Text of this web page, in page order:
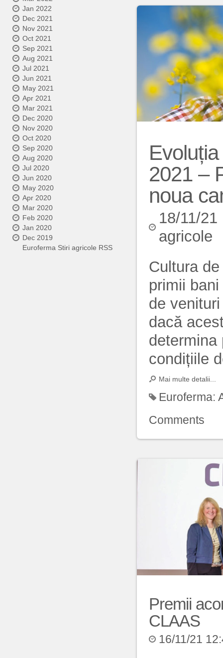
Jan 2022
Dec 2021
Nov 2021
Oct 2021
Sep 2021
Aug 2021
Jul 2021
Jun 2021
May 2021
Apr 2021
Mar 2021
Dec 2020
Nov 2020
Oct 2020
Sep 2020
Aug 2020
Jul 2020
Jun 2020
May 2020
Apr 2020
Mar 2020
Feb 2020
Jan 2020
Dec 2019
Euroferma Stiri agricole RSS
2021 –
noua
18/11/
agricole
Cultura
primii
de
dacă
determina
condițiile
Mai multe detalii...
Euroferma:
Comments
Premii
CLAAS
16/11/21